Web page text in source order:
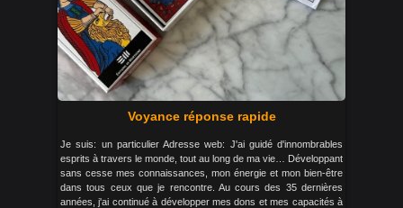
Voyance réponse rapide
Je suis: un particulier Adresse web: J'ai guidé d'innombrables
esprits à travers le monde, tout au long de ma vie… Développant
sans cesse mes connaissances, mon énergie et mon bien-être
dans tous ceux que je rencontre. Au cours des 35 dernières
années, j'ai continué à développer mes dons et mes capacités à